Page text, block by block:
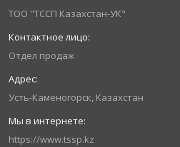
ТОО "ТССП Казахстан-УК"
Отдел продаж
Усть-Каменогорск, Казахстан
https://www.tssp.kz